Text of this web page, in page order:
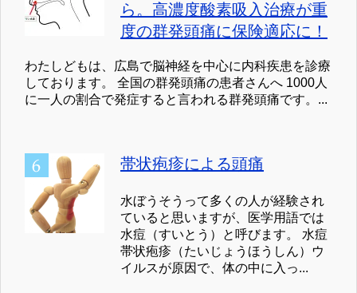
ら。高濃度酸素吸入治療が重
度の群発頭痛に保険適応に！
わたしどもは、広島で脳神経を中心に内科疾患を診療
しております。 全国の群発頭痛の患者さんへ 1000人
に一人の割合で発症すると言われる群発頭痛です。...
帯状疱疹による頭痛
水ぼうそうって多くの人が経験され
ていると思いますが、医学用語では
水痘（すいとう）と呼びます。 水痘
帯状疱疹（たいじょうほうしん）ウ
イルスが原因で、体の中に入っ...